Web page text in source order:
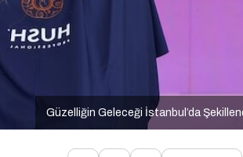
Güzelliğin Geleceği İstanbul’da